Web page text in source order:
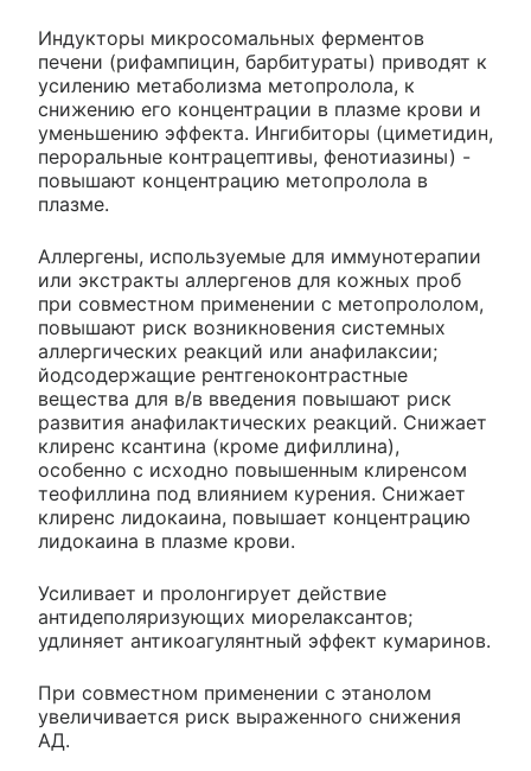
Индукторы микросомальных ферментов
печени (рифампицин, барбитураты) приводят к
усилению метаболизма метопролола, к
снижению его концентрации в плазме крови и
уменьшению эффекта. Ингибиторы (циметидин,
пероральные контрацептивы, фенотиазины) -
повышают концентрацию метопролола в
плазме.
Аллергены, используемые для иммунотерапии
или экстракты аллергенов для кожных проб
при совместном применении с метопрололом,
повышают риск возникновения системных
аллергических реакций или анафилаксии;
йодсодержащие рентгеноконтрастные
вещества для в/в введения повышают риск
развития анафилактических реакций. Снижает
клиренс ксантина (кроме дифиллина),
особенно с исходно повышенным клиренсом
теофиллина под влиянием курения. Снижает
клиренс лидокаина, повышает концентрацию
лидокаина в плазме крови.
Усиливает и пролонгирует действие
антидеполяризующих миорелаксантов;
удлиняет антикоагулянтный эффект кумаринов.
При совместном применении с этанолом
увеличивается риск выраженного снижения
АД.